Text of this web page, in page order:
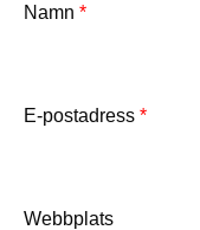
Namn *
E-postadress *
Webbplats